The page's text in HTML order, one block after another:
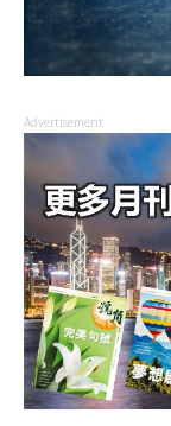
Advertisement